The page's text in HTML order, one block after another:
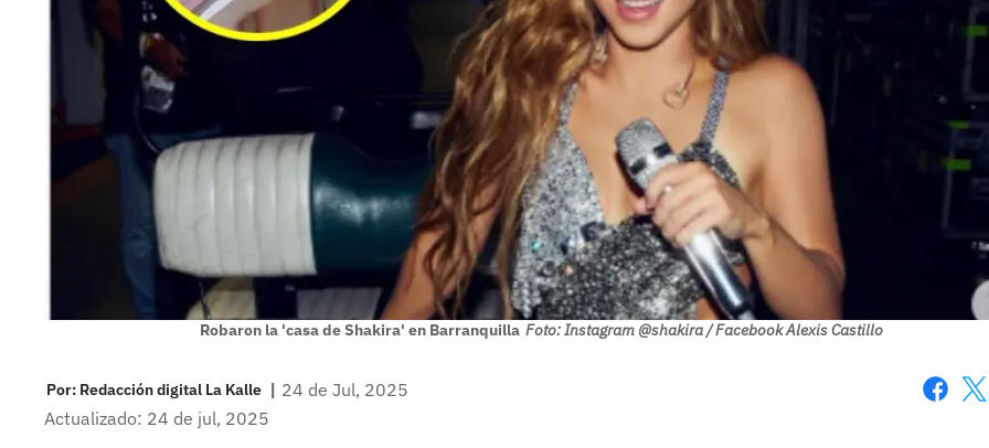
Robaron la 'casa de Shakira' en Barranquilla Foto: Instagram @shakira / Facebook Alexis Castillo
Por: Redacción digital La Kalle | 24 de Jul, 2025
Actualizado: 24 de jul, 2025